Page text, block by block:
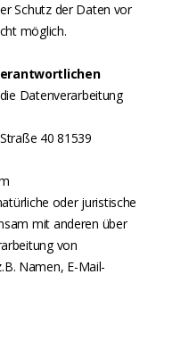
Schutz der Daten vor
möglich.
Datenverarbeitung
40 81539
oder juristische
mit anderen über
von
Namen, E-Mail-